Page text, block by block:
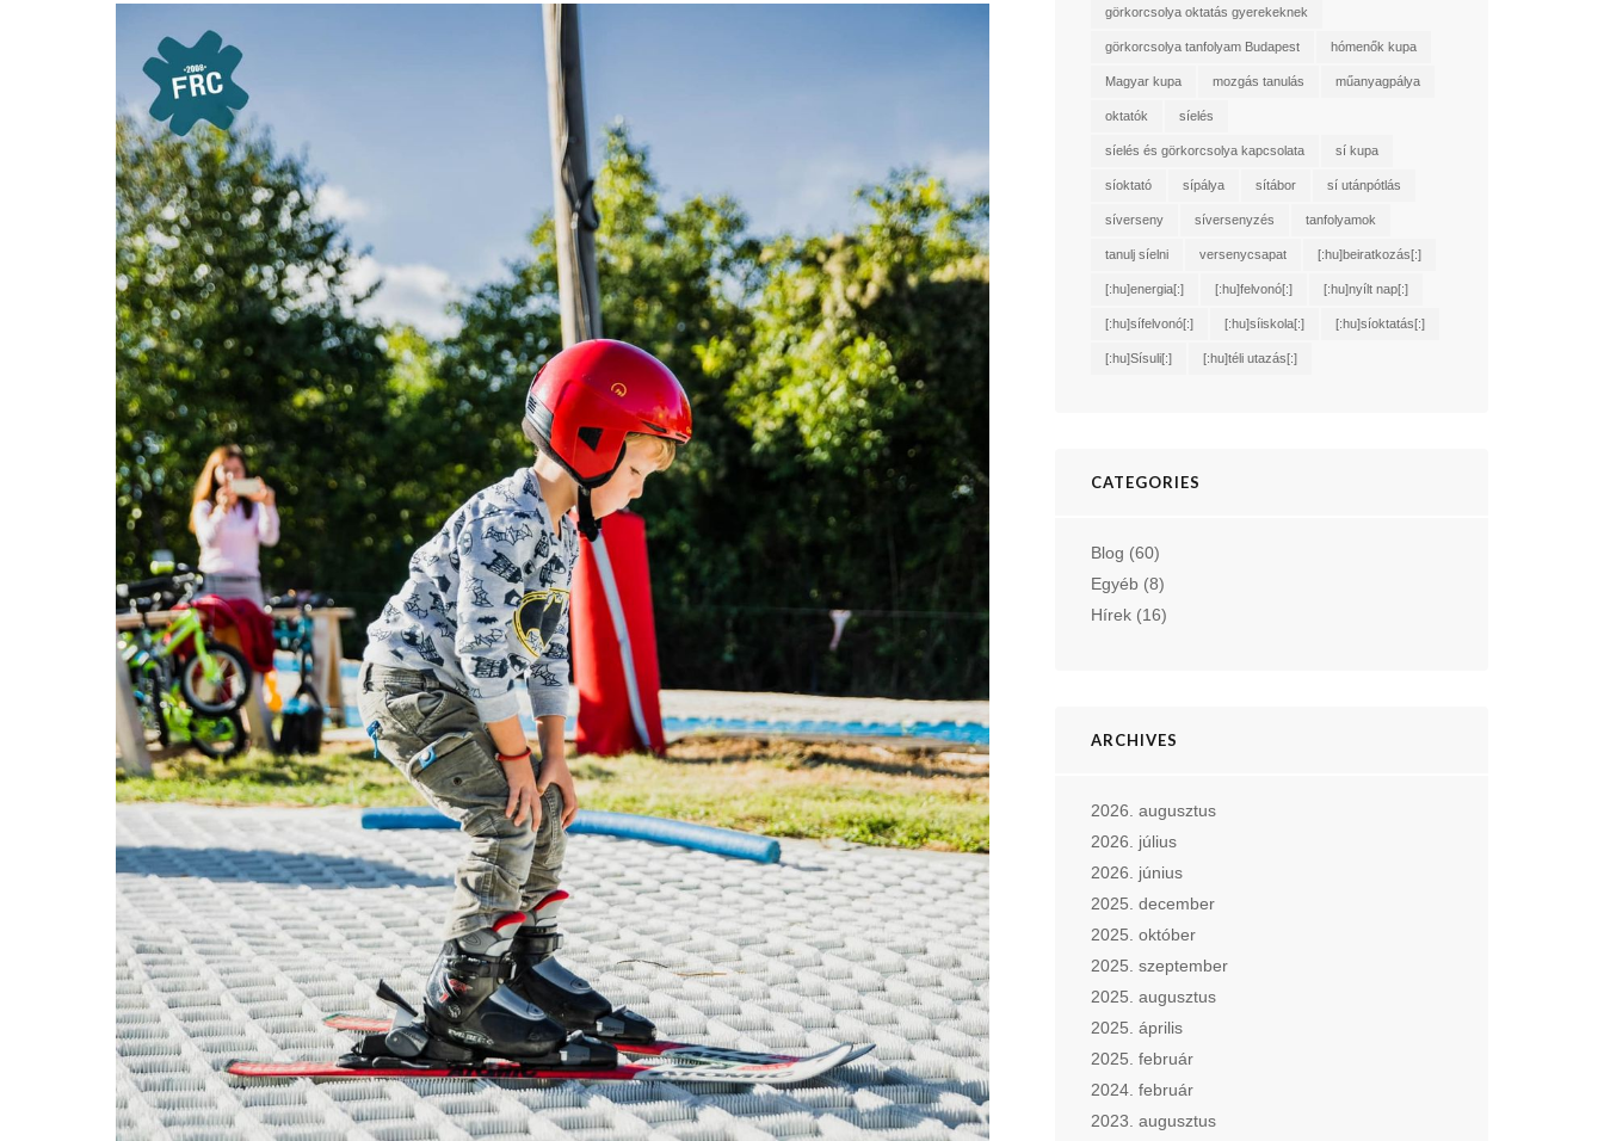
görkorcsolya oktatás gyerekeknek
görkorcsolya tanfolyam Budapest hómenők kupa
Magyar kupa mozgás tanulás műanyagpálya
oktatók síelés
síelés és görkorcsolya kapcsolata sí kupa
síoktató sípálya sítábor sí utánpótlás
síverseny síversenyzés tanfolyamok
tanulj síelni versenycsapat [:hu]beiratkozás[:]
[:hu]energia[:] [:hu]felvonó[:] [:hu]nyílt nap[:]
[:hu]sífelvonó[:] [:hu]síiskola[:] [:hu]síoktatás[:]
[:hu]Sísuli[:] [:hu]téli utazás[:]
CATEGORIES
Blog (60)
Egyéb(8)
Hírek(16)
ARCHIVES
2026. augusztus
2026. július
2026. június
2025. december
2025. október
2025. szeptember
2025. augusztus
2025. április
2025. február
2024. február
2023. augusztus